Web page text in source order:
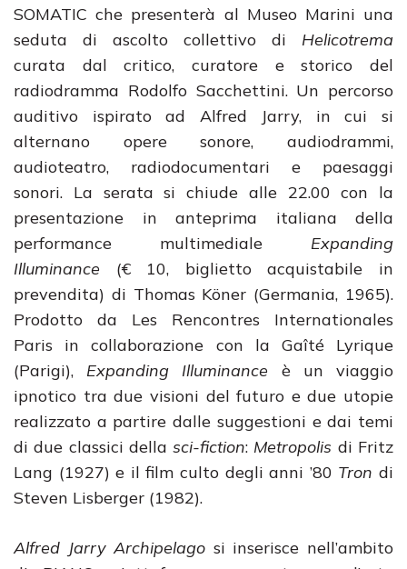
SOMATIC che presenterà al Museo Marini una
seduta di ascolto collettivo di Helicotrema
curata dal critico, curatore e storico del
radiodramma Rodolfo Sacchettini. Un percorso
auditivo ispirato ad Alfred Jarry, in cui si
alternano opere sonore, audiodrammi,
audioteatro, radiodocumentari e paesaggi
sonori. La serata si chiude alle 22.00 con la
presentazione in anteprima italiana della
performance multimediale Expanding
Illuminance (€ 10, biglietto acquistabile in
prevendita) di Thomas Köner (Germania, 1965).
Prodotto da Les Rencontres Internationales
Paris in collaborazione con la Gaîté Lyrique
(Parigi), Expanding Illuminance è un viaggio
ipnotico tra due visioni del futuro e due utopie
realizzato a partire dalle suggestioni e dai temi
di due classici dellasci-fiction: Metropolis di Fritz
Lang (1927) e il film culto degli anni ’80 Tron di
Steven Lisberger (1982).
Alfred Jarry Archipelago si inserisce nell’ambito